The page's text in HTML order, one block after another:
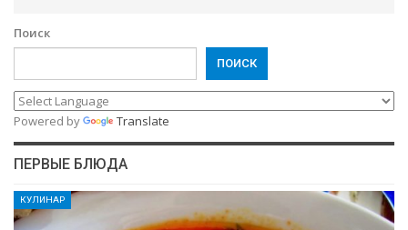
Поиск
ПОИСК
Powered by Translate
ПЕРВЫЕ БЛЮДА
КУЛИНАР